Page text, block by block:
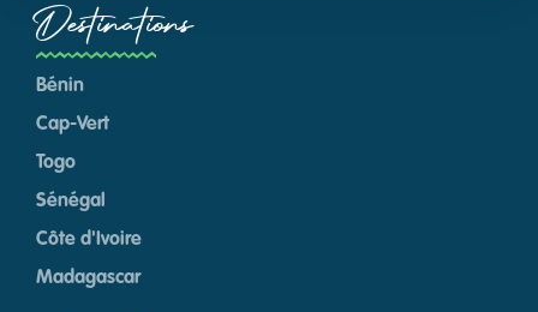
Destinations
Bénin
Cap-Vert
Togo
Sénégal
Côte d'Ivoire
Madagascar